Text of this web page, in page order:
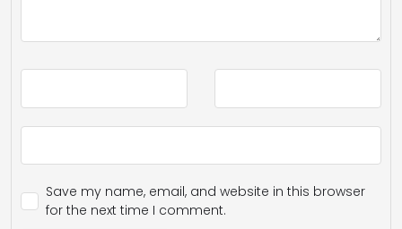
Save my name, email, and website in this browser
for the next time I comment.